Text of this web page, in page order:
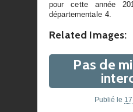
pour cette année
départementale 4.
Related Images:
Pas de
Publié le